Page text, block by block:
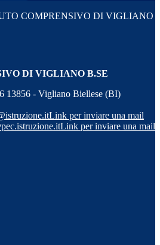
COMPRENSIVO DI VIGLIANO
DI VIGLIANO B.SE
13856 - Vigliano Biellese (BI)
Link per inviare una mail
Link per inviare una mail